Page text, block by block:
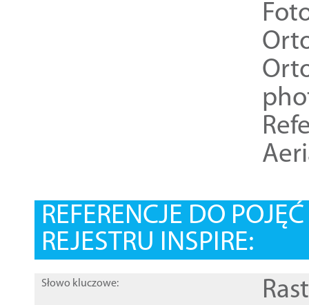
REFERENCJE DO
REJESTRU INSPIRE:
Słowo kluczowe: